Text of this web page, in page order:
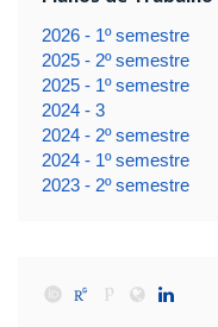
2026 - 1º semestre
2025 - 2º semestre
2025 - 1º semestre
2024 - 3
2024 - 2º semestre
2024 - 1º semestre
2023 - 2º semestre